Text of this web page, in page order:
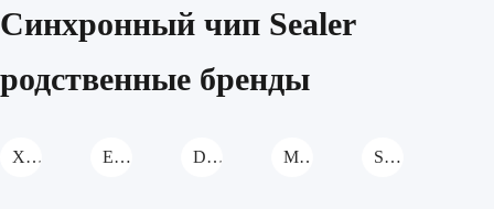
Синхронный чип Sealer
родственные бренды
XCMG Синхронный чип Sealer EA Синхронный чип Sealer DAGANG Синхронный чип Sealer METONG Синхронный чип Sealer STARRY Синхронный чип Sealer